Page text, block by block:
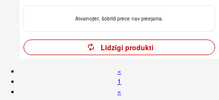
Atvainojiet, šobrīd prece nav pieejama.
Līdzīgi produkti
«
1
»